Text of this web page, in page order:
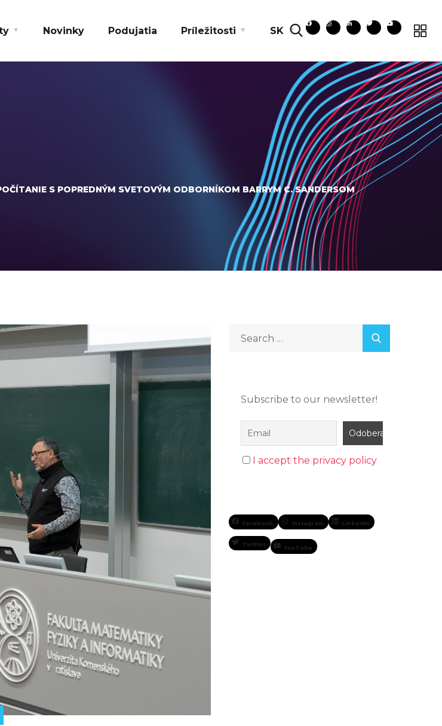
Novinky Podujatia Príležitosti SK
S POPREDNÝM SVETOVÝM ODBORNÍKOM BARRYM C. SANDERSOM
Subscribe to our newsletter!
I accept the privacy policy
Facebook Instagram LinkedIn
Twitter YouTube